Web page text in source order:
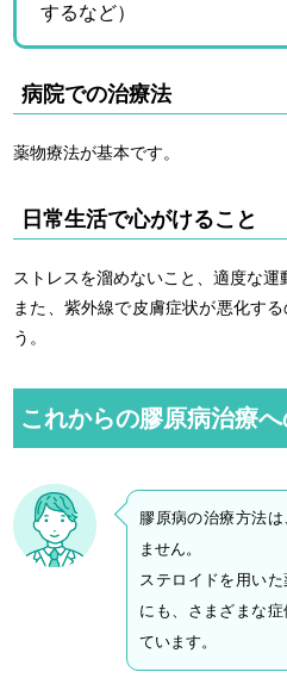
するなど）
病院での治療法
薬物療法が基本です。
日常生活で心がけること
ストレスを溜めないこと、適度な運
また、紫外線で皮膚症状が悪化す
う。
これからの膠原病治療
膠原病の治療方法
ません。
ステロイドを用い
にも、さまざまな
ています。